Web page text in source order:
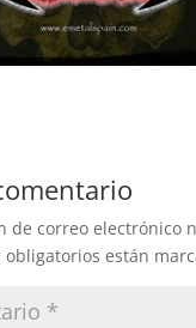
de correo electrónico
obligatorios están